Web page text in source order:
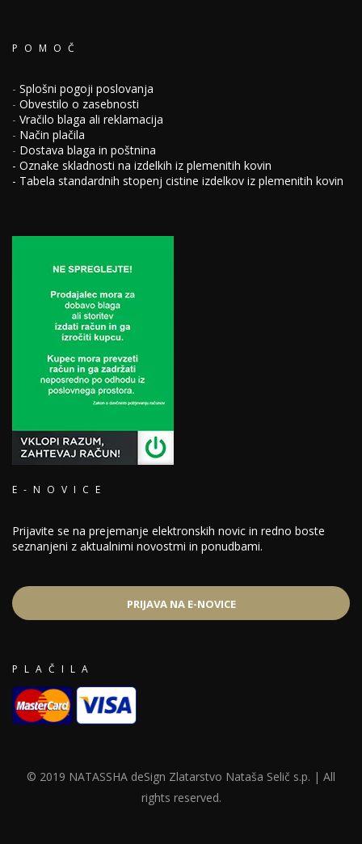
POMOČ
- Splošni pogoji poslovanja
- Obvestilo o zasebnosti
- Vračilo blaga ali reklamacija
- Način plačila
- Dostava blaga in poštnina
- Oznake skladnosti na izdelkih iz plemenitih kovin
- Tabela standardnih stopenj cistine izdelkov iz plemenitih kovin
E-NOVICE
Prijavite se na prejemanje elektronskih novic in redno boste
seznanjeni z aktualnimi novostmi in ponudbami.
PRIJAVA NA E-NOVICE
PLAČILA
© 2019 NATASSHA deSign Zlatarstvo Nataša Selič s.p. | All
rights reserved.